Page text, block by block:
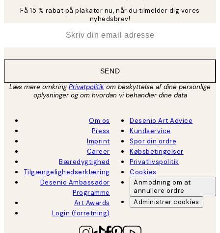
Få 15 % rabat på plakater nu, når du tilmelder dig vores
nyhedsbrev!
SEND
Læs mere omkringPrivatpolitik om beskyttelse af dine personlige
oplysninger og om hvordan vi behandler dine data
Om os
Press
Imprint
Career
Bæredygtighed
Tilgængelighedserklæring
Desenio Ambassador
Programme
Art Awards
Login (forretning)
Desenio Art Advice
Kundservice
Spor din ordre
Købsbetingelser
Privatlivspolitik
Cookies
Anmodning om at
annullere ordre
Administrer cookies